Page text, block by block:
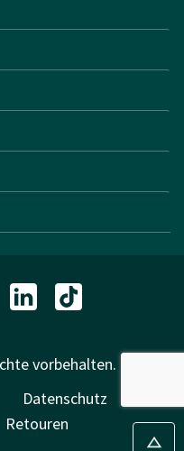
vorbehalten.
Datenschutz
Retouren